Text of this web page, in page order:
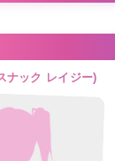
ナック レイジー)